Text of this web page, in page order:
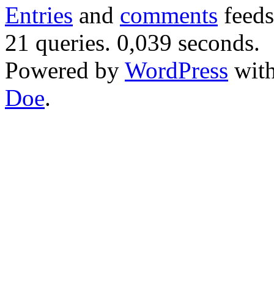
Entries and comments
21 queries. 0,039 seconds.
Powered by WordPress
Doe.